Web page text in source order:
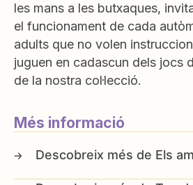
les mans a les butxaques,
el funcionament de cada
adults que no volen
juguen en cadascun dels jocs
de la nostra col·lecció.
Més informació
Els